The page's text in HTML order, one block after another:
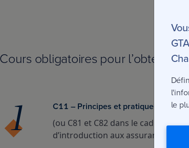
Cours obligatoires pour l’obtention
C11 – Principes et pratique de
(ou C81 et C82 dans le cadre du
d’introduction aux assurances IARD)
le